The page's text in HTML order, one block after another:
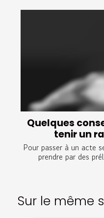
Quelques
tenir un
Pour passer à un acte
prendre par des
Sur le même